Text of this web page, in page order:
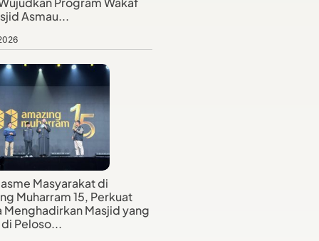
Asmau...
Masyarakat di
Muharram 15, Perkuat
Menghadirkan Masjid yang
Peloso...